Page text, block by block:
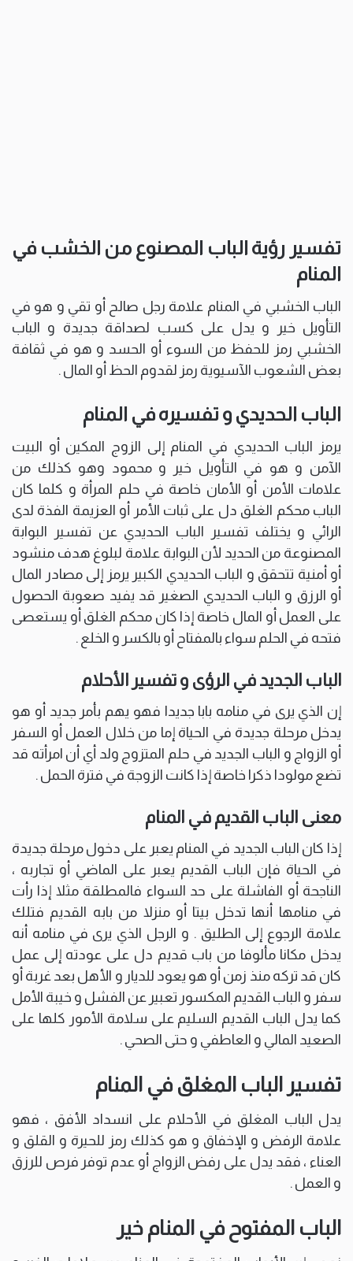
تفسير رؤية الباب المصنوع من الخشب في
المنام
الباب الخشبي في المنام علامة رجل صالح أو تقي و هو في
التأويل خير و يدل على كسب لصداقة جديدة و الباب
الخشبي رمز للحفظ من السوء أو الحسد و هو في ثقافة
بعض الشعوب الآسيوية رمز لقدوم الحظ أو المال .
الباب الحديدي و تفسيره في المنام
يرمز الباب الحديدي في المنام إلى الزوج المكين أو البيت
الآمن و هو في التأويل خير و محمود وهو كذلك من
علامات الأمن أو الأمان خاصة في حلم المرأة و كلما كان
الباب محكم الغلق دل على ثبات الأمر أو العزيمة الفذة لدى
الرائي و يختلف تفسير الباب الحديدي عن تفسير البوابة
المصنوعة من الحديد لأن البوابة علامة لبلوغ هدف منشود
أو أمنية تتحقق و الباب الحديدي الكبير يرمز إلى مصادر المال
أو الرزق و الباب الحديدي الصغير قد يفيد صعوبة الحصول
على العمل أو المال خاصة إذا كان محكم الغلق أو يستعصى
فتحه في الحلم سواء بالمفتاح أو بالكسر و الخلع .
الباب الجديد في الرؤى و تفسير الأحلام
إن الذي يرى في منامه بابا جديدا فهو يهم بأمر جديد أو هو
يدخل مرحلة جديدة في الحياة إما من خلال العمل أو السفر
أو الزواج و الباب الجديد في حلم المتزوج ولد أي أن امرأته قد
تضع مولودا ذكرا خاصة إذا كانت الزوجة في فترة الحمل .
معنى الباب القديم في المنام
إذا كان الباب الجديد في المنام يعبر على دخول مرحلة جديدة
في الحياة فإن الباب القديم يعبر على الماضي أو تجاربه ،
الناجحة أو الفاشلة على حد السواء فالمطلقة مثلا إذا رأت
في منامها أنها تدخل بيتا أو منزلا من بابه القديم فتلك
علامة الرجوع إلى الطليق . و الرجل الذي يرى في منامه أنه
يدخل مكانا مألوفا من باب قديم دل على عودته إلى عمل
كان قد تركه منذ زمن أو هو يعود للديار و الأهل بعد غربة أو
سفر و الباب القديم المكسور تعبير عن الفشل و خيبة الأمل
كما يدل الباب القديم السليم على سلامة الأمور كلها على
الصعيد المالي و العاطفي و حتى الصحي .
تفسير الباب المغلق في المنام
يدل الباب المغلق في الأحلام على انسداد الأفق ، فهو
علامة الرفض و الإخفاق و هو كذلك رمز للحيرة و القلق و
العناء ، فقد يدل على رفض الزواج أو عدم توفر فرص للرزق
و العمل .
الباب المفتوح في المنام خير